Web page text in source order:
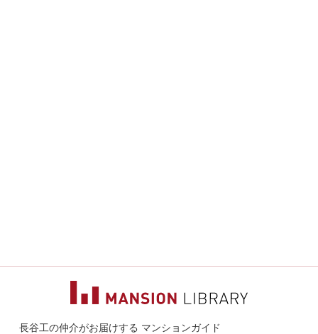
長谷工の仲介がお届けする マンションガイド